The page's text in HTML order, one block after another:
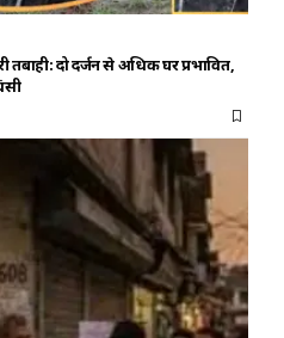
दो दर्जन से अधिक घर प्रभावित,